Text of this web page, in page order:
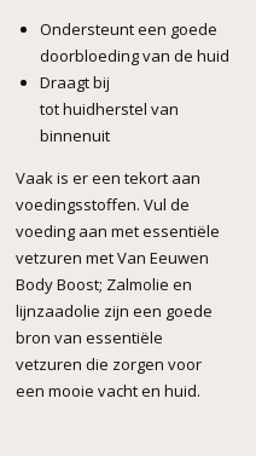
Ondersteunt een goede
doorbloeding van de huid
Draagt bij
tothuidherstel van
binnenuit
Vaak is er een tekort aan
voedingsstoffen. Vul de
voeding aan met essentiële
vetzuren met Van Eeuwen
Body Boost; Zalmolie en
lijnzaadolie zijn een goede
bron van essentiële
vetzuren die zorgen voor
een mooie vachten huid.